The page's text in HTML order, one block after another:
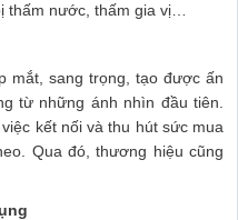
thấm nước, thấm gia vị…
mắt, sang trọng, tạo được ấn
từ những ánh nhìn đầu tiên.
kết nối và thu hút sức mua
Qua đó, thương hiệu cũng